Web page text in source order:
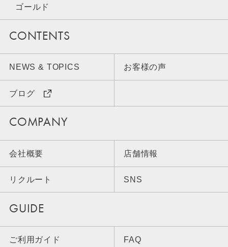
ゴールド
CONTENTS
NEWS & TOPICS お客様の声
ブログ
COMPANY
会社概要 店舗情報
リクルート SNS
GUIDE
ご利用ガイド FAQ